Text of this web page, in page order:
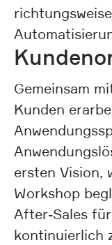
Gemeinsam
Kunden
ersten Vision,
Workshop
After-Sales
kontinuierlich